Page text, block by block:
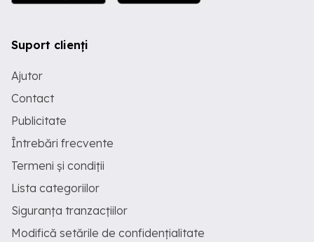
Suport clienți
Ajutor
Contact
Publicitate
Întrebări frecvente
Termeni și condiții
Lista categoriilor
Siguranța tranzacțiilor
Modifică setările de confidențialitate